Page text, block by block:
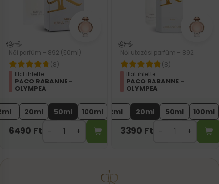
Női parfüm – 892 (50ml)
(8)
Illat ihlette:
PACO RABANNE -
OLYMPEA
20ml 50ml 100ml
6490 Ft
Női utazási parfüm – 892
(8)
Illat ihlette:
PACO RABANNE -
OLYMPEA
2ml 20ml 50ml 100ml
3390 Ft